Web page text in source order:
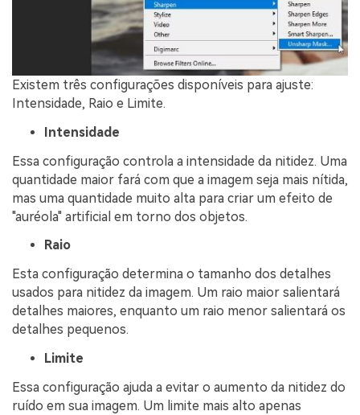
Existem três configurações disponíveis para ajuste:
Intensidade, Raio e Limite.
Intensidade
Essa configuração controla a intensidade da nitidez. Uma
quantidade maior fará com que a imagem seja mais nítida,
mas uma quantidade muito alta para criar um efeito de
"auréola" artificial em torno dos objetos.
Raio
Esta configuração determina o tamanho dos detalhes
usados ​​para nitidez da imagem. Um raio maior salientará
detalhes maiores, enquanto um raio menor salientará os
detalhes pequenos.
Limite
Essa configuração ajuda a evitar o aumento da nitidez do
ruído em sua imagem. Um limite mais alto apenas